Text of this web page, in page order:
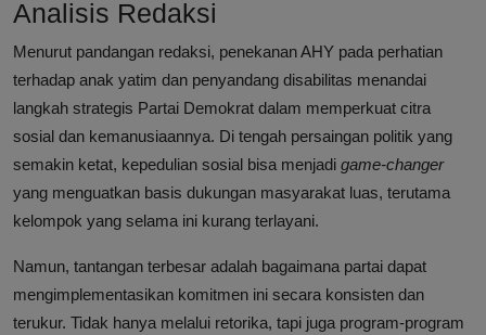
Analisis Redaksi
Menurut pandangan redaksi, penekanan AHY pada perhatian
terhadap anak yatim dan penyandang disabilitas menandai
langkah strategis Partai Demokrat dalam memperkuat citra
sosial dan kemanusiaannya. Di tengah persaingan politik yang
semakin ketat, kepedulian sosial bisa menjadi game-changer
yang menguatkan basis dukungan masyarakat luas, terutama
kelompok yang selama ini kurang terlayani.
Namun, tantangan terbesar adalah bagaimana partai dapat
mengimplementasikan komitmen ini secara konsisten dan
terukur. Tidak hanya melalui retorika, tapi juga program-program